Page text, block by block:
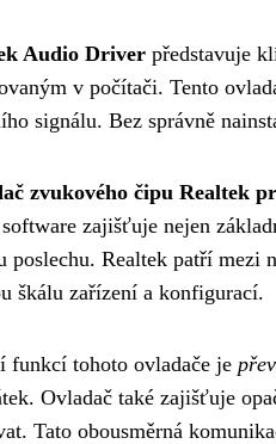
Audio Driver představuje
v počítači. Tento
signálu. Bez správně
zvukového čipu Realtek
zajišťuje nejen
poslechu. Realtek patří mezi
škálu zařízení a konfigurací.
funkcí tohoto ovladače je
Ovladač také zajišťuje
Tato obousměrná